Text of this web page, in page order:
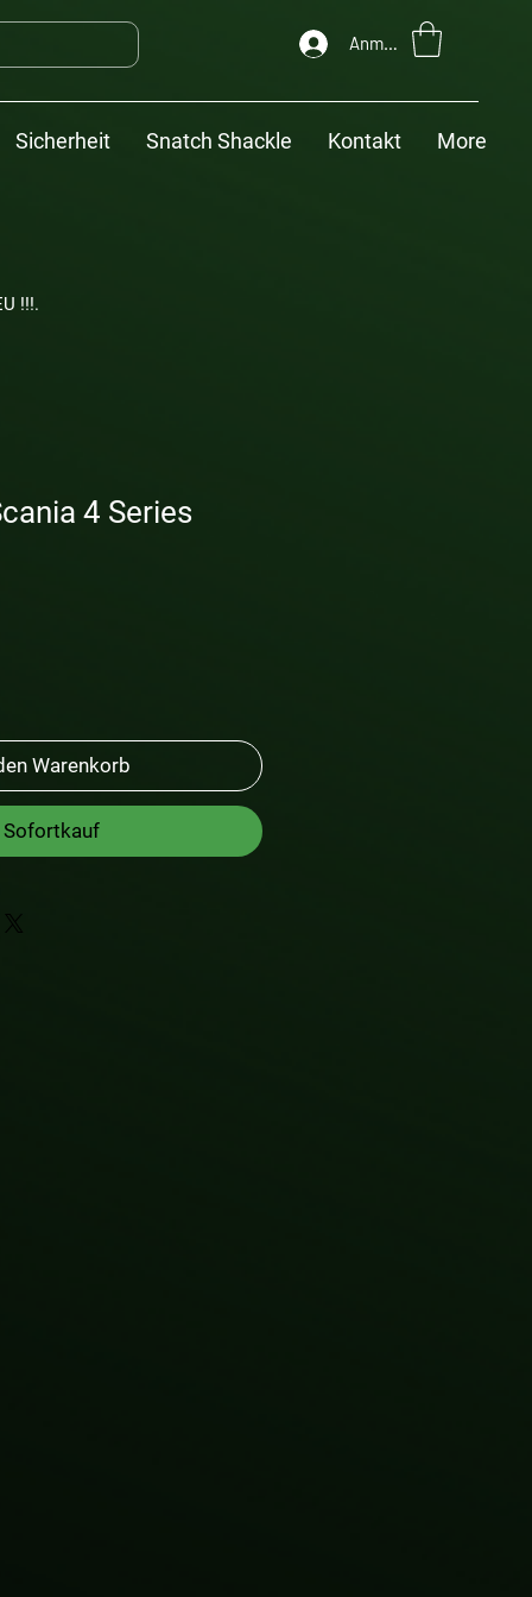
Anmelden
Sicherheit Snatch Shackle Kontakt More
!!!.
4 Series
Warenkorb
Sofortkauf